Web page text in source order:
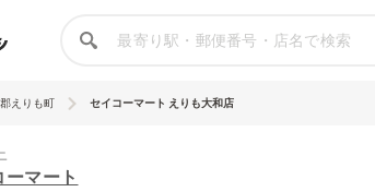
えりも町 セイコーマート えりも大和店
ーマート